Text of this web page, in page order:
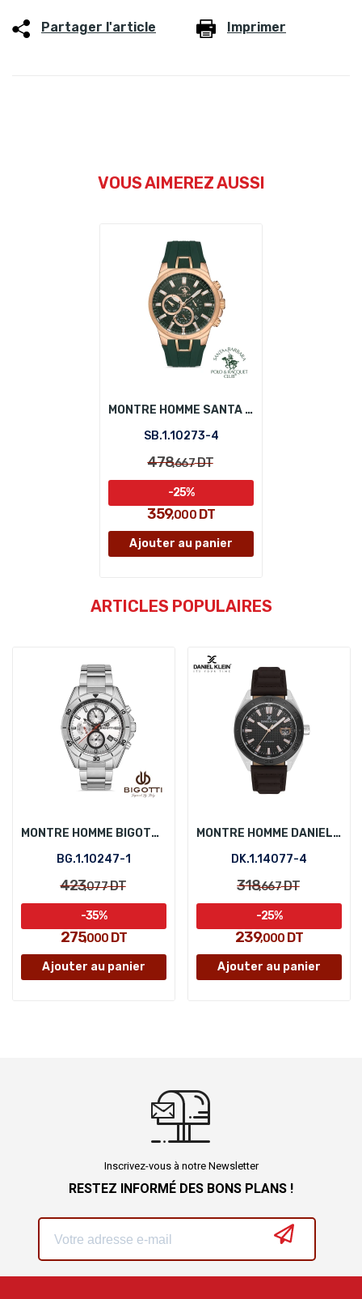
Partager l'article Imprimer
VOUS AIMEREZ AUSSI
MONTRE HOMME SANTA BARBARA POLO SB.1.10273-4
SB.1.10273-4
478,667DT
359,000DT
-25%
Ajouter au panier
ARTICLES POPULAIRES
MONTRE HOMME BIGOTTI BG.1.10247-1
BG.1.10247-1
423,077DT
275,000 DT
-35%
Ajouter au panier
MONTRE HOMME DANIEL KLEIN DK.1.14077-4
DK.1.14077-4
318,667DT
239,000 DT
-25%
Ajouter au panier
Inscrivez-vous à notre Newsletter
RESTEZ INFORMÉ DES BONS PLANS !